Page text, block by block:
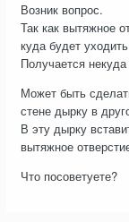
Возник вопрос.
Так как вытяжное
куда будет
Получается
Может быть
стене дырку в
В эту дырку
вытяжное
Что посоветуете?